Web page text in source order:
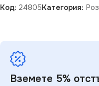
Код: 24805Категория:
Вземете 5%